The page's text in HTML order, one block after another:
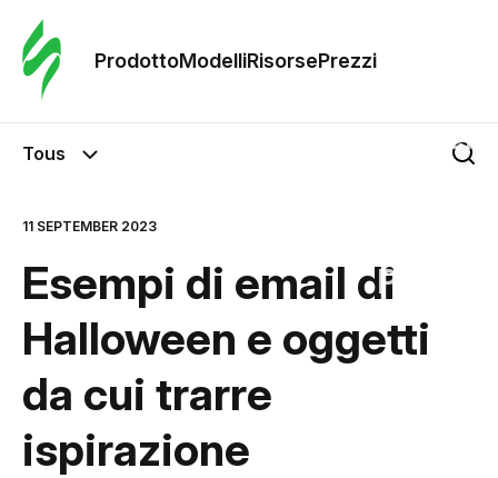
ProdottoModelliRisorsePrezzi
Modelli
Prezzi
Tous
11 SEPTEMBER 2023
Esempi di email di
Halloween e oggetti
da cui trarre
ispirazione